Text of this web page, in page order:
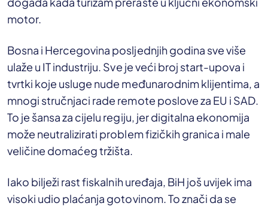
motor.
Bosna i Hercegovina posljednjih godina sve više
ulaže u IT industriju. Sve je veći broj start-upova i
tvrtki koje usluge nude međunarodnim klijentima, a
mnogi stručnjaci rade remote poslove za EU i SAD.
To je šansa za cijelu regiju, jer digitalna ekonomija
može neutralizirati problem fizičkih granica i male
veličine domaćeg tržišta.
Iako bilježi rast fiskalnih uređaja, BiH još uvijek ima
visoki udio plaćanja gotovinom. To znači da se